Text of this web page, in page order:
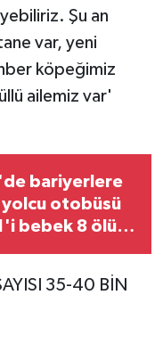
Şu an
var, yeni
köpeğimiz
ailemiz var'
bariyerlere
yolcu otobüsü
bebek 8 ölü,
35-40 BİN